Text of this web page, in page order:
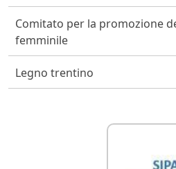
Comitato per la promozione
femminile
Legno trentino